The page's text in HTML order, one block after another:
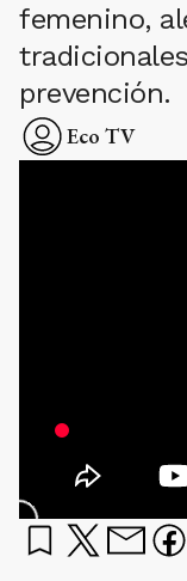
femenino,
prevención.
Eco TV